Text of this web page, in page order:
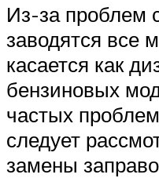
Из-за проблем
заводятся все
касается как
бензиновых
частых
следует
замены